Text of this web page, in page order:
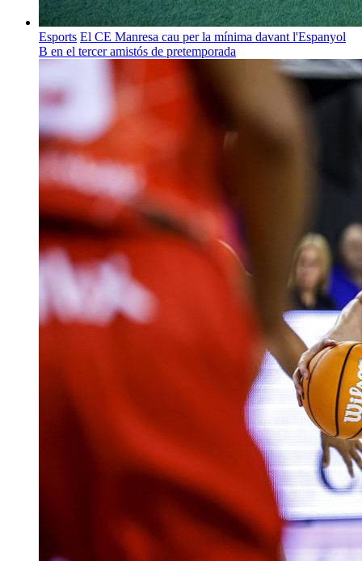
Esports El CE Manresa cau per la mínima davant l'Espanyol
B en el tercer amistós de pretemporada